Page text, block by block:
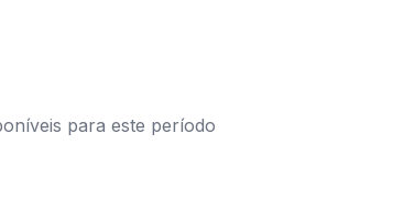
para este período